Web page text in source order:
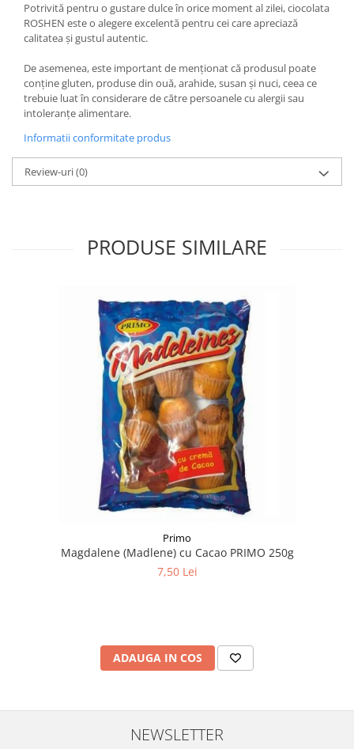
Potrivită pentru o gustare dulce în orice moment al zilei, ciocolata
ROSHEN este o alegere excelentă pentru cei care apreciază
calitatea și gustul autentic.
De asemenea, este important de menționat că produsul poate
conține gluten, produse din ouă, arahide, susan și nuci, ceea ce
trebuie luat în considerare de către persoanele cu alergii sau
intoleranțe alimentare.
Informatii conformitate produs
Review-uri(0)
PRODUSE SIMILARE
Primo
Magdalene (Madlene) cu Cacao PRIMO 250g
7,50 Lei
ADAUGA IN COS
NEWSLETTER